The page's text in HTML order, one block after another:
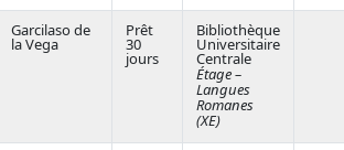
Garcilaso de
la Vega
Prêt
30
jours
Bibliothèque
Universitaire
Centrale
Étage –
Langues
Romanes
(XE)